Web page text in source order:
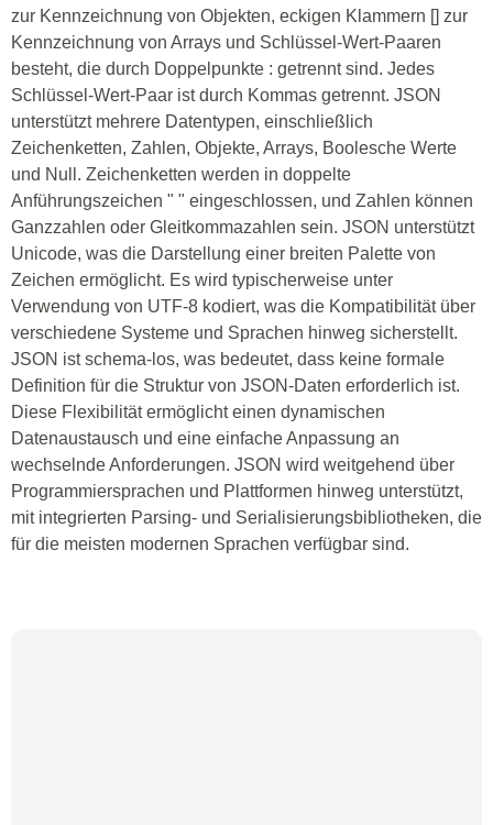
zur Kennzeichnung von Objekten, eckigen Klammern [] zur
Kennzeichnung von Arrays und Schlüssel-Wert-Paaren
besteht, die durch Doppelpunkte : getrennt sind. Jedes
Schlüssel-Wert-Paar ist durch Kommas getrennt. JSON
unterstützt mehrere Datentypen, einschließlich
Zeichenketten, Zahlen, Objekte, Arrays, Boolesche Werte
und Null. Zeichenketten werden in doppelte
Anführungszeichen " " eingeschlossen, und Zahlen können
Ganzzahlen oder Gleitkommazahlen sein. JSON unterstützt
Unicode, was die Darstellung einer breiten Palette von
Zeichen ermöglicht. Es wird typischerweise unter
Verwendung von UTF-8 kodiert, was die Kompatibilität über
verschiedene Systeme und Sprachen hinweg sicherstellt.
JSON ist schema-los, was bedeutet, dass keine formale
Definition für die Struktur von JSON-Daten erforderlich ist.
Diese Flexibilität ermöglicht einen dynamischen
Datenaustausch und eine einfache Anpassung an
wechselnde Anforderungen. JSON wird weitgehend über
Programmiersprachen und Plattformen hinweg unterstützt,
mit integrierten Parsing- und Serialisierungsbibliotheken, die
für die meisten modernen Sprachen verfügbar sind.